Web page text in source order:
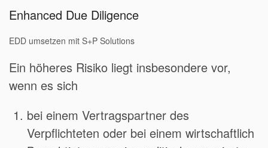
Enhanced Due Diligence
EDD umsetzen mit S+P Solutions
Ein höheres Risiko liegt insbesondere vor,
wenn es sich
bei einem Vertragspartner des
Verpflichteten oder bei einem wirtschaftlich